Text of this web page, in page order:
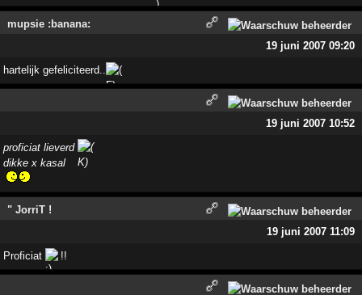
mupsie :banana:
19 juni 2007 09:20
hartelijk gefeliciteerd..
19 juni 2007 10:52
proficiat lieverd
dikke x kasal
" JorriT !
19 juni 2007 11:09
Proficiat !!